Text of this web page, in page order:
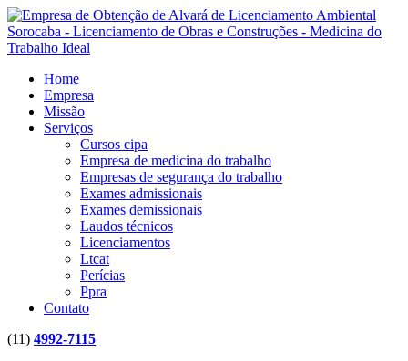
Home
Empresa
Missão
Serviços
Cursos cipa
Empresa de medicina do trabalho
Empresas de segurança do trabalho
Exames admissionais
Exames demissionais
Laudos técnicos
Licenciamentos
Ltcat
Perícias
Ppra
Contato
(11) 4992-7115